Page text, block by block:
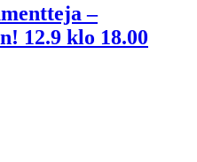
–
12.9 klo 18.00